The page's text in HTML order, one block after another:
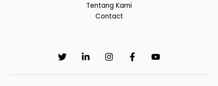
Tentang Kami
Contact